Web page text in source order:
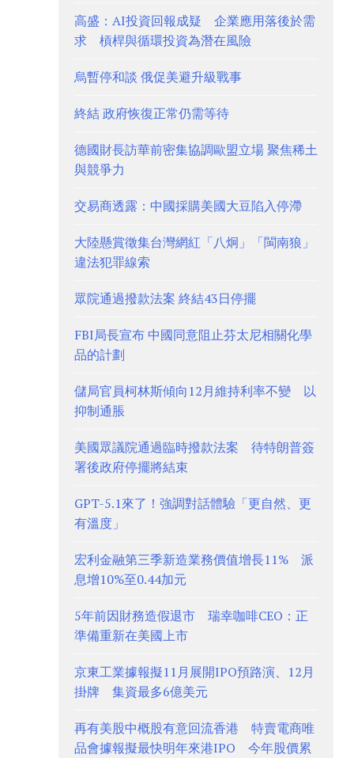
高盛：AI投資回報成疑 企業應用落後於需
求 槓桿與循環投資為潛在風險
烏暫停和談 俄促美避升級戰事
終結 政府恢復正常仍需等待
德國財長訪華前密集協調歐盟立場 聚焦稀土
與競爭力
交易商透露：中國採購美國大豆陷入停滯
大陸懸賞徵集台灣網紅「八炯」「閩南狼」
違法犯罪線索
眾院通過撥款法案 終結43日停擺
FBI局長宣布 中國同意阻止芬太尼相關化學
品的計劃
儲局官員柯林斯傾向12月維持利率不變 以
抑制通脹
美國眾議院通過臨時撥款法案 待特朗普簽
署後政府停擺將結束
GPT-5.1來了！強調對話體驗「更自然、更
有溫度」
宏利金融第三季新造業務價值增長11% 派
息增10%至0.44加元
5年前因財務造假退市 瑞幸咖啡CEO：正
準備重新在美國上市
京東工業據報擬11月展開IPO預路演、12月
掛牌 集資最多6億美元
再有美股中概股有意回流香港 特賣電商唯
品會據報擬最快明年來港IPO 今年股價累